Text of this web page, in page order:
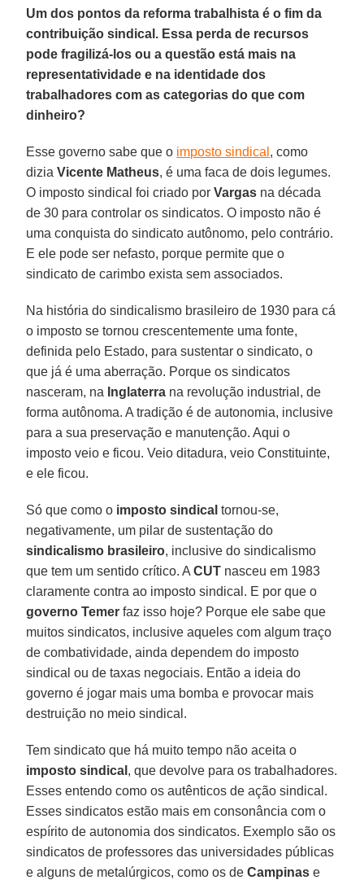
Um dos pontos da reforma trabalhista é o fim da
contribuição sindical. Essa perda de recursos
pode fragilizá-los ou a questão está mais na
representatividade e na identidade dos
trabalhadores com as categorias do que com
dinheiro?
Esse governo sabe que o imposto sindical , como
diziaVicente Matheus, é uma faca de dois legumes.
O imposto sindical foi criado porVargas na década
de 30 para controlar os sindicatos. O imposto não é
uma conquista do sindicato autônomo, pelo contrário.
E ele pode ser nefasto, porque permite que o
sindicato de carimbo exista sem associados.
Na história do sindicalismo brasileiro de 1930 para cá
o imposto se tornou crescentemente uma fonte,
definida pelo Estado, para sustentar o sindicato, o
que já é uma aberração. Porque os sindicatos
nasceram, na Inglaterra na revolução industrial, de
forma autônoma. A tradição é de autonomia, inclusive
para a sua preservação e manutenção. Aqui o
imposto veio e ficou. Veio ditadura, veio Constituinte,
e ele ficou.
Só que como o imposto sindical tornou-se,
negativamente, um pilar de sustentação do
sindicalismo brasileiro, inclusive do sindicalismo
que tem um sentido crítico. ACUT nasceu em 1983
claramente contra ao imposto sindical. E por que o
governo Temer faz isso hoje? Porque ele sabe que
muitos sindicatos, inclusive aqueles com algum traço
de combatividade, ainda dependem do imposto
sindical ou de taxas negociais. Então a ideia do
governo é jogar mais uma bomba e provocar mais
destruição no meio sindical.
Tem sindicato que há muito tempo não aceita o
imposto sindical , que devolve para os trabalhadores.
Esses entendo como os autênticos de ação sindical.
Esses sindicatos estão mais em consonância com o
espírito de autonomia dos sindicatos. Exemplo são os
sindicatos de professores das universidades públicas
e alguns de metalúrgicos, como os deCampinas e